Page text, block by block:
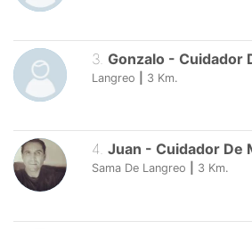
3. Gonzalo - Cuidador
Langreo 3 Km.
4. Juan - Cuidador De
Sama De Langreo 3 Km.